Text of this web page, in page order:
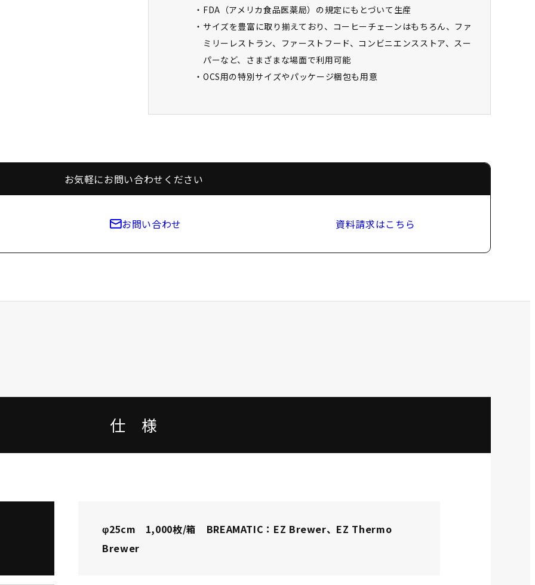
FDA（アメリカ食品医薬局）の規定にもとづいて生産
サイズを豊富に取り揃えており、コーヒーチェーンはもちろん、ファ
ミリーレストラン、ファーストフード、コンビニエンスストア、スー
パーなど、さまざまな場面で利用可能
OCS用の特別サイズやパッケージ梱包も用意
お気軽にお問い合わせください
お問い合わせ 資料請求はこちら
仕 様
φ25cm 1,000枚/箱 BREAMATIC：EZ Brewer、EZ Thermo
Brewer